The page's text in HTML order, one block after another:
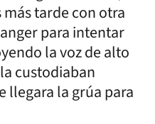
tarde con otra
para intentar
la voz de alto
custodiaban
llegara la grúa para